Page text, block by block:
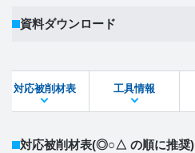
資料ダウンロード
STEPファイル
対応被削材表 工具情報
対応被削材表(◎○△ の順に推奨)